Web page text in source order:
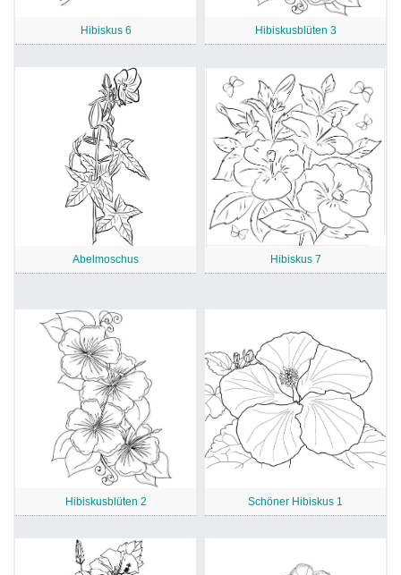
Hibiskus 6 Hibiskusblüten 3
Abelmoschus Hibiskus 7
Hibiskusblüten 2 Schöner Hibiskus 1